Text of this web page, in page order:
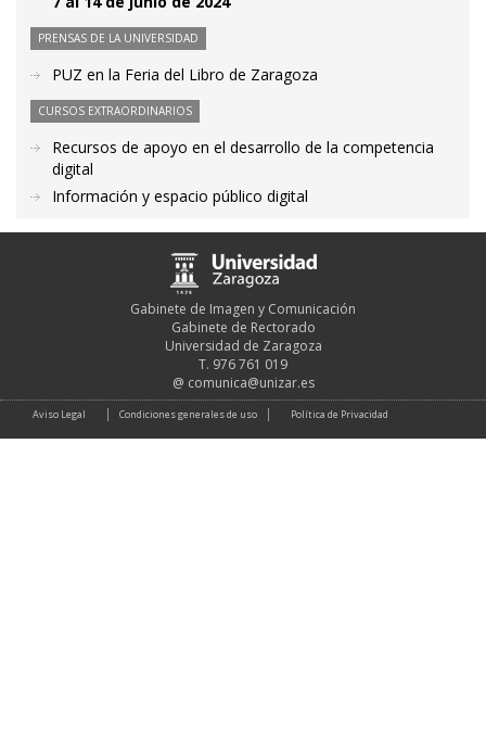
PRENSAS DE LA UNIVERSIDAD
PUZ en la Feria del Libro de Zaragoza
CURSOS EXTRAORDINARIOS
Recursos de apoyo en el desarrollo de la competencia
digital
Información y espacio público digital
Gabinete de Imagen y Comunicación
Gabinete de Rectorado
Universidad de Zaragoza
T. 976 761 019
@ comunica@unizar.es
Aviso Legal Condiciones generales de uso Política de Privacidad